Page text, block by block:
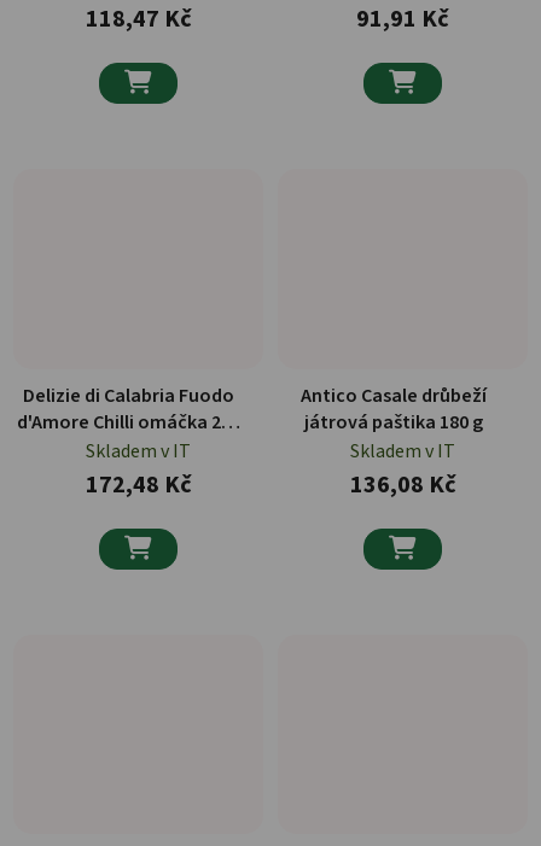
118,47 Kč

91,91 Kč

Delizie di Calabria Fuodo
d'Amore Chilli omáčka 280
g
Skladem v IT
172,48 Kč

Antico Casale drůbeží
játrová paštika 180 g
Skladem v IT
136,08 Kč
